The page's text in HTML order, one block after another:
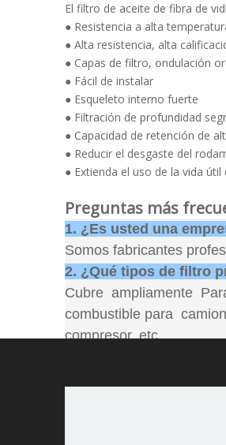
El filtro de aceite de fibra de
● Resistencia a alta
● Alta resistencia, alta
● Capas de filtro, ondulación
● Fácil de instalar
● Esqueleto interno fuerte
● Filtración de profundidad
● Capacidad de retención de
● Reducir el desgaste del
● Extienda el uso de la vida útil
Preguntas más
1. ¿Es usted una
Somos fabricantes
2. ¿Qué tipos de filtro
Cubre ampliamente
combustible para
compresor, etc.
4. ¿Puedo obtener
Sí tu puedes. La
5. ¿Cómo podemos